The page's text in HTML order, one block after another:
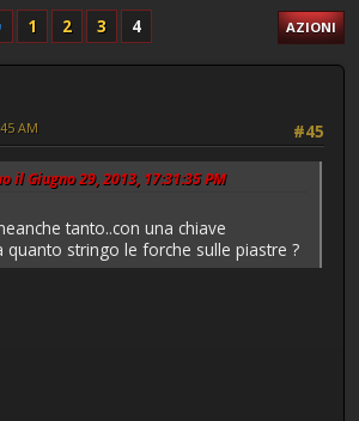
1 2 3 4 AZIONI
#45
AM
il Giugno 29, 2013, 17:31:35 PM
tanto..con una chiave
quanto stringo le forche sulle piastre ?